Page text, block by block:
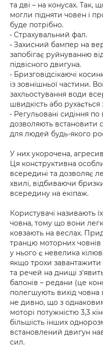
та дві – на конусах.
могли підняти човен і
буде потрібно.
• Страхувальний фал.
• Захисний бампер на
запобігає руйнуванню
підвісного двигуна.
• Бризговідсікаючі
із зовнішньої частини.
захльостування води
швидкість або рухається
• Регульовані сидіння
дозволяють встановити
для людей будь-якого
У них укорочена,
Ця конструктивна
всередині та дозволяє
хвилі, відбиваючи
всередину на екіпаж.
Користувачі називають
човна, тому що вони
ковзають на веслах.
транцю моторних
у нього є невелика
якщо трохи завантажити
та речей на днищі
балонів – редани (це
полегшують вихід
не дивно, що з
моторі потужністю 3,3
більшість інших
встановлений двигун
сил.